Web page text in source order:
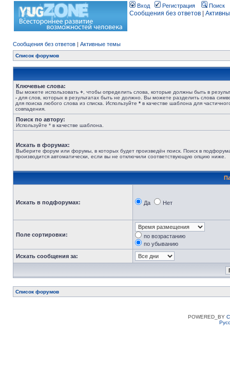
Вход Регистрация Поиск
Сообщения без ответов
Сообщения без ответов | Активные темы
Список форумов
Ключевые слова:
Вы можете использовать + , чтобы определить слова, которые должны быть в
- для слов, которых в результатах быть не должно. Вы можете разделить слова
для поиска любого слова из списка. Используйте * в качестве шаблона для
совпадения.
Поиск по автору:
Используйте * в качестве шаблона.
Искать в форумах:
Выберите форум или форумы, в которых будет произведён поиск. Поиск в
производится автоматически, если вы не отключили соответствующую опцию ниже.
Искать в подфорумах: Да Нет
Поле сортировки:
по возрастанию
по убыванию
Искать сообщения за:
Список форумов
POWERED_BY